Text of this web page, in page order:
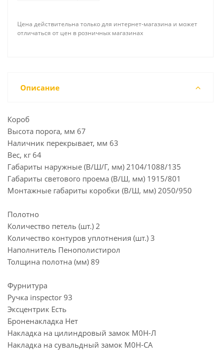
Цена действительна только для интернет-магазина и может
отличаться от цен в розничных магазинах
Описание
Короб
Высота порога, мм 67
Наличник перекрывает, мм 63
Вес, кг 64
Габариты наружные (В/Ш/Г, мм) 2104/1088/135
Габариты светового проема (В/Ш, мм) 1915/801
Монтажные габариты коробки (В/Ш, мм) 2050/950
Полотно
Количество петель (шт.) 2
Количество контуров уплотнения (шт.) 3
Наполнитель Пенополистирол
Толщина полотна (мм) 89
Фурнитура
Ручка inspector 93
Эксцентрик Есть
Броненакладка Нет
Накладка на цилиндровый замок М0Н-Л
Накладка на сувальдный замок М0Н-СА